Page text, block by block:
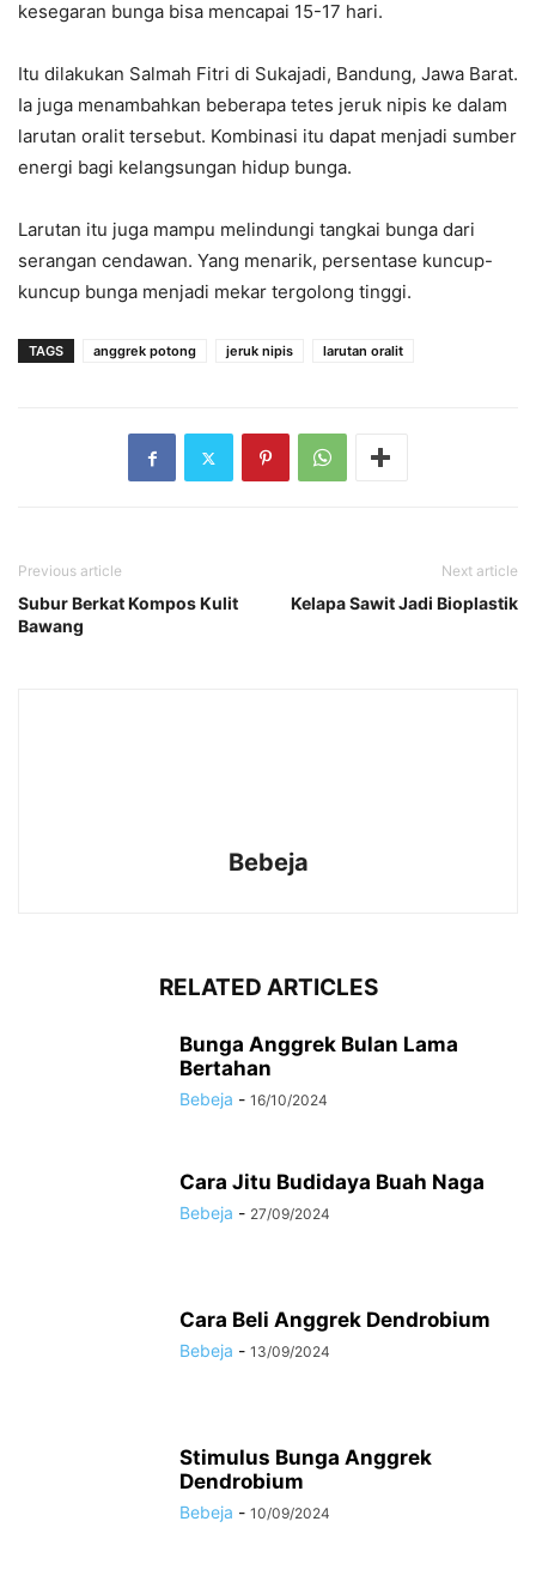
kesegaran bunga bisa mencapai 15-17 hari.
Itu dilakukan Salmah Fitri di Sukajadi, Bandung, Jawa Barat.
Ia juga menambahkan beberapa tetes jeruk nipis ke dalam
larutan oralit tersebut. Kombinasi itu dapat menjadi sumber
energi bagi kelangsungan hidup bunga.
Larutan itu juga mampu melindungi tangkai bunga dari
serangan cendawan. Yang menarik, persentase kuncup-
kuncup bunga menjadi mekar tergolong tinggi.
TAGS anggrek potong jeruk nipis larutan oralit
Previous article
Subur Berkat Kompos Kulit
Bawang
Next article
Kelapa Sawit Jadi Bioplastik
Bebeja
RELATED ARTICLES
Bunga Anggrek Bulan Lama
Bertahan
Bebeja - 16/10/2024
Cara Jitu Budidaya Buah Naga
Bebeja - 27/09/2024
Cara Beli Anggrek Dendrobium
Bebeja - 13/09/2024
Stimulus Bunga Anggrek
Dendrobium
Bebeja - 10/09/2024